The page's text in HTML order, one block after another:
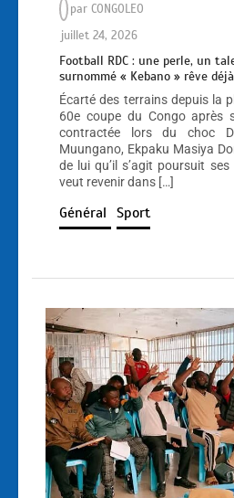
par CONGOLEO
juillet 24, 2026
Football RDC : une perle, un
surnommé « Kebano » rêve
Écarté des terrains depuis la
60e coupe du Congo après
contractée lors du choc
Muungano, Ekpaku Masiya
de lui qu’il s’agit poursuit
veut revenir dans […]
Général Sport